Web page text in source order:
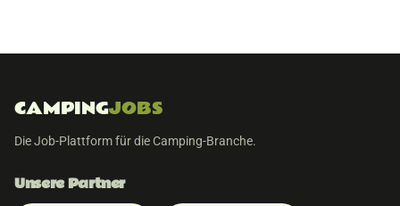
CAMPINGJOBS
Die Job-Plattform für die Camping-Branche.
Unsere Partner